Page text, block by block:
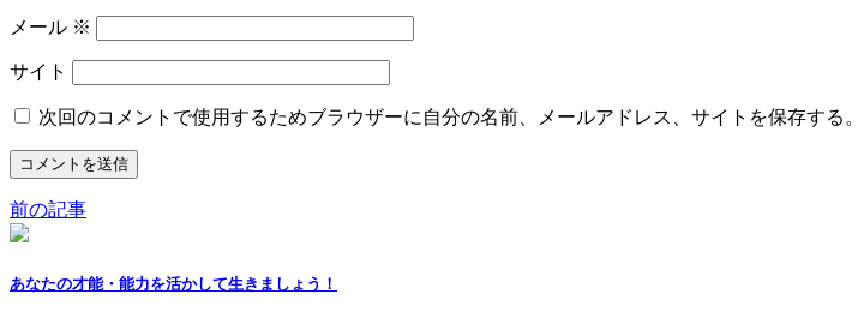
メール ※
サイト
次回のコメントで使用するためブラウザーに自分の名前、メールアドレス、サイトを保存する。
前の記事
あなたの才能・能力を活かして生きましょう！